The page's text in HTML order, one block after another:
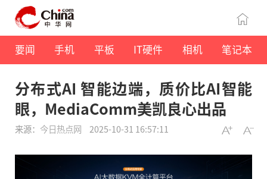
要闻 手机 平板 IT硬件 相机 笔记本
分布式AI 智能边端，质价比AI智能
眼，MediaComm美凯良心出品
来源： 今日热点网 2025-10-31 16:57:11